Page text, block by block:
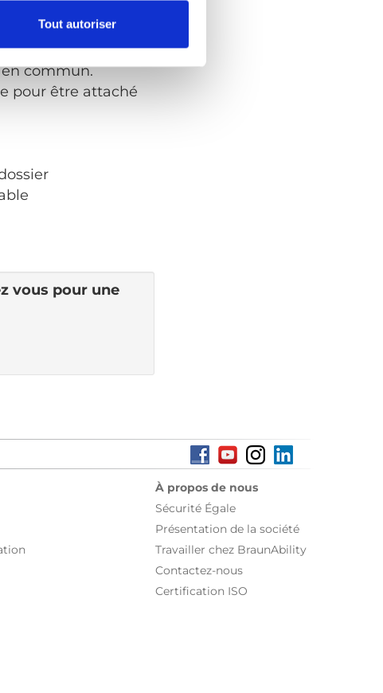
Tout autoriser
commun.
pour être attaché
vous pour une
À propos de nous
Sécurité Égale
Présentation de la société
Travailler chez BraunAbility
Contactez-nous
Certification ISO